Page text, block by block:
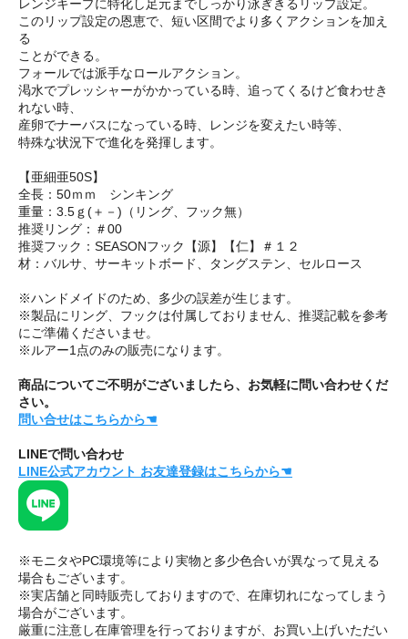
レンジキープに特化し足元までしっかり泳ぎきるリップ設定。
このリップ設定の恩恵で、短い区間でより多くアクションを加え
る
ことができる。
フォールでは派手なロールアクション。
渇水でプレッシャーがかかっている時、追ってくるけど食わせき
れない時、
産卵でナーバスになっている時、レンジを変えたい時等、
特殊な状況下で進化を発揮します。
【亜細亜50S】
全長：50ｍｍ シンキング
重量：3.5ｇ(＋－)（リング、フック無）
推奨リング：＃00
推奨フック：SEASONフック【源】【仁】＃１２
材：バルサ、サーキットボード、タングステン、セルロース
※ハンドメイドのため、多少の誤差が生じます。
※製品にリング、フックは付属しておりません、推奨記載を参考
にご準備くださいませ。
※ルアー1点のみの販売になります。
商品についてご不明がございましたら、お気軽に問い合わせくだ
さい。
問い合せはこちらから☚
LINEで問い合わせ
LINE公式アカウント お友達登録はこちらから☚
※モニタやPC環境等により実物と多少色合いが異なって見える
場合もございます。
※実店舗と同時販売しておりますので、在庫切れになってしまう
場合がございます。
厳重に注意し在庫管理を行っておりますが、お買い上げいただい